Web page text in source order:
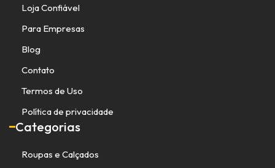
Loja Confiável
Para Empresas
Blog
Contato
Termos de Uso
Política de privacidade
Categorias
Roupas e Calçados